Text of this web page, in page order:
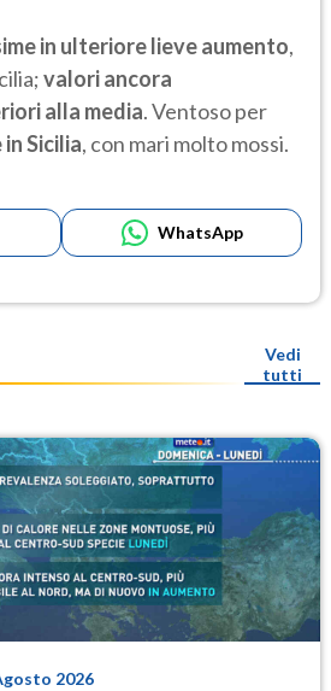
in ulteriore lieve aumento,
valori ancora
alla media. Ventoso per
Sicilia, con mari molto mossi.
WhatsApp
Vedi
tutti
2026